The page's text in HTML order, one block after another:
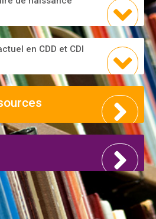
en CDD et CDI